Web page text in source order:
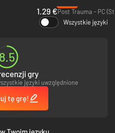
Odnajduj wskazówki, rozwiązuj
– wszystko to nie dając się złapać
zawierający przetłumaczone
piosenki.
dostępna do zakupu na serwisie
1.29 €Post Trauma - PC
Wszystkie języki
8.5
gry
języki uwzględnione
tę grę!